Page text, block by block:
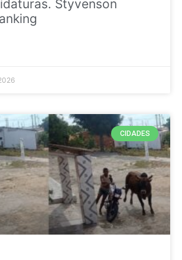
Styvenson
CIDADES